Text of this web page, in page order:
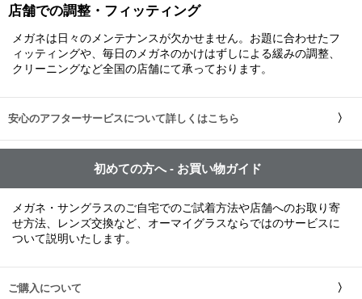
店舗での調整・フィッティング
メガネは日々のメンテナンスが欠かせません。お題に合わせたフ
ィッティングや、毎日のメガネのかけはずしによる緩みの調整、
クリーニングなど全国の店舗にて承っております。
安心のアフターサービスについて詳しくはこちら
初めての方へ - お買い物ガイド
メガネ・サングラスのご自宅でのご試着方法や店舗へのお取り寄
せ方法、レンズ交換など、オーマイグラスならではのサービスに
ついて説明いたします。
ご購入について